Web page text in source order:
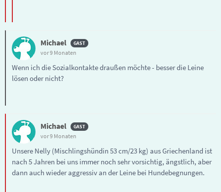
Michael
vor 9 Monaten
Wenn ich die Sozialkontakte draußen möchte - besser die Leine
lösen oder nicht?
Michael
vor 9 Monaten
Unsere Nelly (Mischlingshündin 53 cm/23 kg) aus Griechenland ist
nach 5 Jahren bei uns immer noch sehr vorsichtig, ängstlich, aber
dann auch wieder aggressiv an der Leine bei Hundebegnungen.